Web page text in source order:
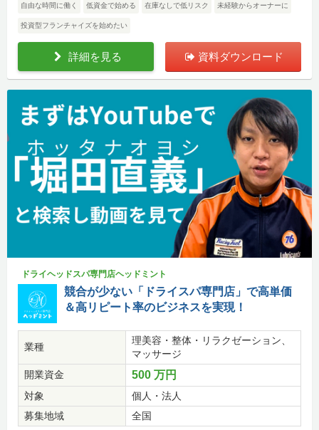
自由な時間に働く 低資金で始める 在庫なしで低リスク 未経験からオーナーに
投資型フランチャイズを始めたい
詳細を見る 資料ダウンロード
ドライヘッドスパ専門店ヘッドミント
競合が少ない「ドライスパ専門店」で高単価
＆高リピート率のビジネスを実現！
業種
理美容・整体・リラクゼーション、
マッサージ
開業資金
500 万円
対象
個人・法人
募集地域
全国